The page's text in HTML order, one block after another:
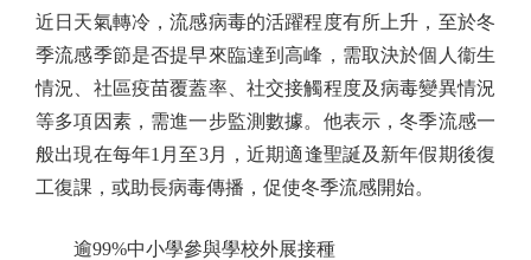
近日天氣轉冷，流感病毒的活躍程度有所上升，至於冬
季流感季節是否提早來臨達到高峰，需取決於個人衞生
情況、社區疫苗覆蓋率、社交接觸程度及病毒變異情況
等多項因素，需進一步監測數據。他表示，冬季流感一
般出現在每年1月至3月，近期適逢聖誕及新年假期後復
工復課，或助長病毒傳播，促使冬季流感開始。
逾99%中小學參與學校外展接種